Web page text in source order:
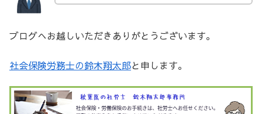
ブログへお越しいただきありがとうございます。
社会保険労務士の鈴木翔太郎と申します。